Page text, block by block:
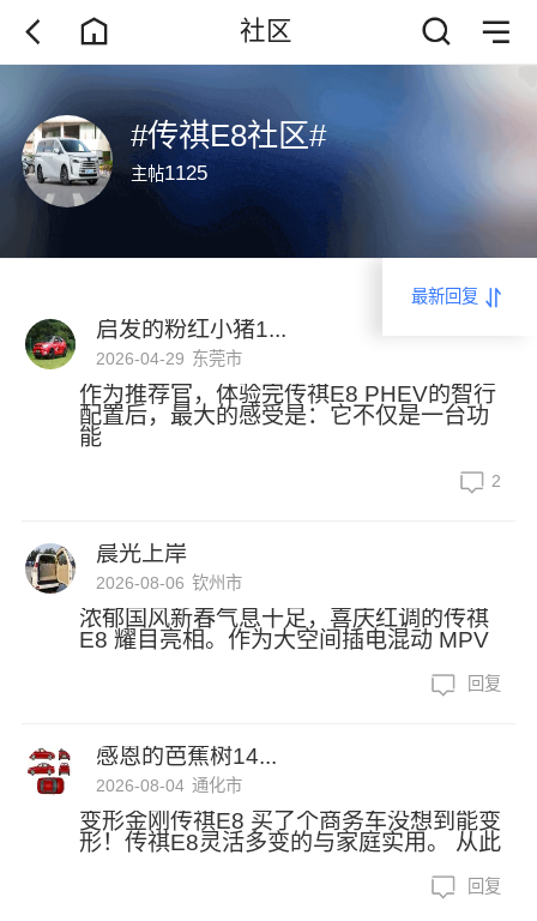
社区
#传祺E8社区#
主帖1125
最新回复
启发的粉红小猪1...
2026-04-29 东莞市
作为推荐官，体验完传祺E8 PHEV的智行
配置后，最大的感受是：它不仅是一台功
能
2
晨光上岸
2026-08-06 钦州市
浓郁国风新春气息十足，喜庆红调的传祺
E8 耀目亮相。作为大空间插电混动 MPV
回复
感恩的芭蕉树14...
2026-08-04 通化市
变形金刚传祺E8 买了个商务车没想到能变
形！传祺E8灵活多变的与家庭实用。 从此
回复